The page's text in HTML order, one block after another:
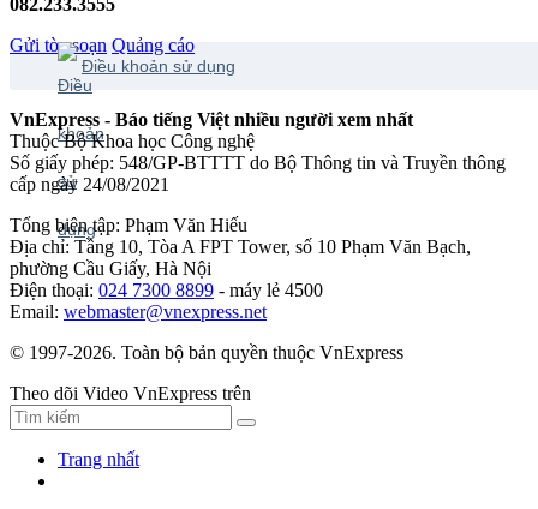
Gửi tòa soạn Quảng cáo
Điều khoản sử dụng
VnExpress - Báo tiếng Việt nhiều người xem nhất
Thuộc Bộ Khoa học Công nghệ
Số giấy phép: 548/GP-BTTTT do Bộ Thông tin và Truyền thông
cấp ngày 24/08/2021
Tổng biên tập: Phạm Văn Hiếu
Địa chỉ: Tầng 10, Tòa A FPT Tower, số 10 Phạm Văn Bạch,
phường Cầu Giấy, Hà Nội
Điện thoại: 024 7300 8899 - máy lẻ 4500
Email: webmaster@vnexpress.net
© 1997-2026. Toàn bộ bản quyền thuộc VnExpress
Theo dõi Video VnExpress trên
Trang nhất